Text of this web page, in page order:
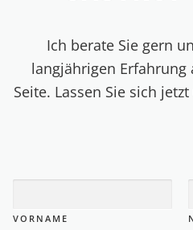
Ich berate Sie gern
langjährigen Erfahrung
Seite. Lassen Sie sich
N
E
VORNAME